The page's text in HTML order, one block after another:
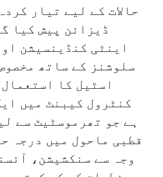
حالات کے لیے تیار
ڈیزائن پیش کیا
اینٹی کنڈینسیشن
سلوشنز کے ساتھ
اسٹیل کا
کنٹرول کیبنٹ میں
ہے جو تھرموسٹیٹ سے
قطبی ماحول میں درجہ
وجہ سے سنکشیشن،